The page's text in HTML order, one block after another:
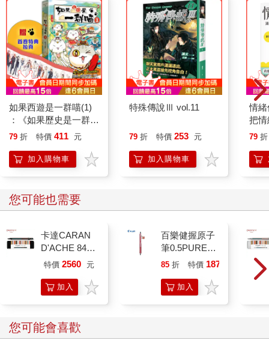
如果西遊是一群喵(1)
：《如果歷史是一群
喵》作者最新力作，附
79 折 特價 411 元
加入購物車
特殊傳說Ⅲ vol.11
79 折 特價 253 元
加入購物車
情
把
誰
79 折
您可能也需要
卡達CARAN
D'ACHE 849
Paul Smith 原
黑
特價 2560 元
加入
購物
百樂健握原子
筆0.5PURE聯
名 頂級白桃
85 折 特價 187
加入
購物
您可能會喜歡